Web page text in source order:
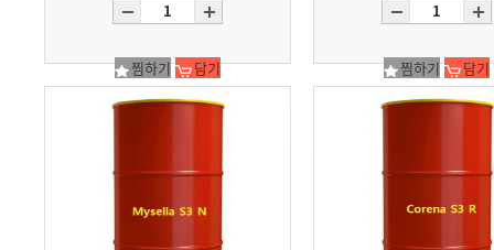
찜하기 담기 찜하기 담기